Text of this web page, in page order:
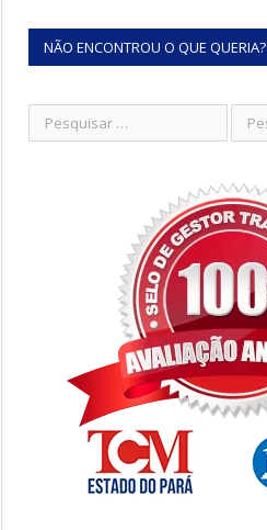
NÃO ENCONTROU O QUE QUERIA?